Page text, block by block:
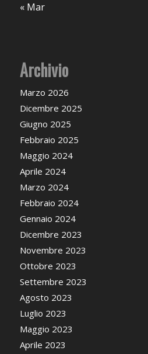
« Mar
Archivio
Marzo 2026
Dicembre 2025
Giugno 2025
Febbraio 2025
Maggio 2024
Aprile 2024
Marzo 2024
Febbraio 2024
Gennaio 2024
Dicembre 2023
Novembre 2023
Ottobre 2023
Settembre 2023
Agosto 2023
Luglio 2023
Maggio 2023
Aprile 2023